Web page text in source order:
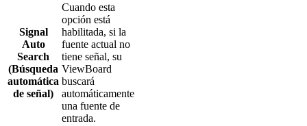
Signal
Auto
Search
(Búsqueda
automática
de señal)
Cuando esta
opción está
habilitada, si la
fuente actual no
tiene señal, su
ViewBoard
buscará
automáticamente
una fuente de
entrada.